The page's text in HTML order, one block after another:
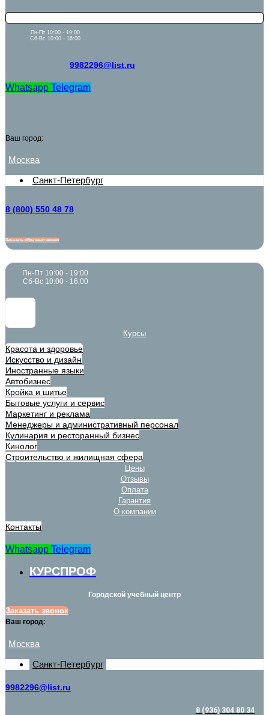
Пн-Пт 10:00 - 19:00
Сб-Вс 10:00 - 16:00
9982296@list.ru
Whatsapp Telegram
Ваш город:
Москва
Санкт-Петербург
8 (800) 550 48 78
Заказать обратный звонок
Пн-Пт 10:00 - 19:00
Сб-Вс 10:00 - 16:00
Курсы
Красота и здоровье
Искусство и дизайн
Иностранные языки
Автобизнес
Кройка и шитье
Бытовые услуги и сервис
Маркетинг и реклама
Менеджеры и административный персонал
Кулинария и ресторанный бизнес
Кинолог
Строительство и жилищная сфера
Цены
Отзывы
Оплата
Гарантия
О компании
Контакты
Whatsapp Telegram
КУРСПРОФ
Городской учебный центр
Заказать звонок
Ваш город:
Москва
Санкт-Петербург
9982296@list.ru
8 (936) 304 80 34